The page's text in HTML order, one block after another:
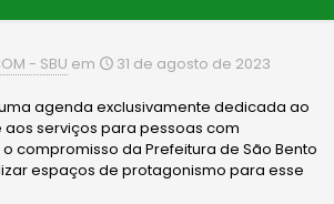
- SBU em 31 de agosto de 2023
agenda exclusivamente dedicada ao
serviços para pessoas com
compromisso da Prefeitura de São Bento
espaços de protagonismo para esse